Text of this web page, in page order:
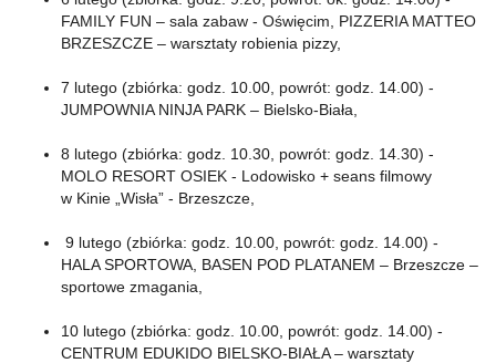
FAMILY FUN – sala zabaw - Oświęcim, PIZZERIA MATTEO
BRZESZCZE – warsztaty robienia pizzy,
7 lutego (zbiórka: godz. 10.00, powrót: godz. 14.00) -
JUMPOWNIA NINJA PARK – Bielsko-Biała,
8 lutego (zbiórka: godz. 10.30, powrót: godz. 14.30) -
MOLO RESORT OSIEK - Lodowisko + seans filmowy
w Kinie „Wisła” - Brzeszcze,
9 lutego (zbiórka: godz. 10.00, powrót: godz. 14.00) -
HALA SPORTOWA, BASEN POD PLATANEM – Brzeszcze –
sportowe zmagania,
10 lutego (zbiórka: godz. 10.00, powrót: godz. 14.00) -
CENTRUM EDUKIDO BIELSKO-BIAŁA – warsztaty